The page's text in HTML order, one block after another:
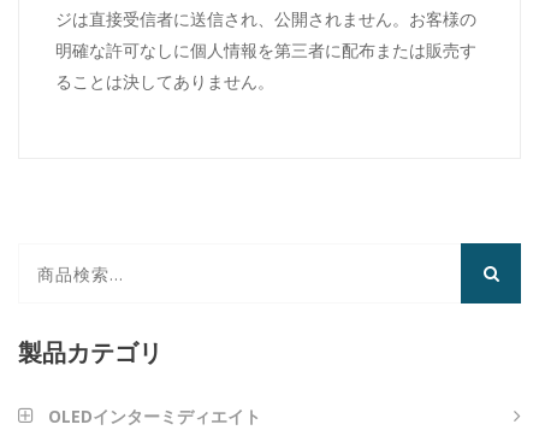
ジは直接受信者に送信され、公開されません。お客様の
明確な許可なしに個人情報を第三者に配布または販売す
ることは決してありません。
製品カテゴリ
OLEDインターミディエイト